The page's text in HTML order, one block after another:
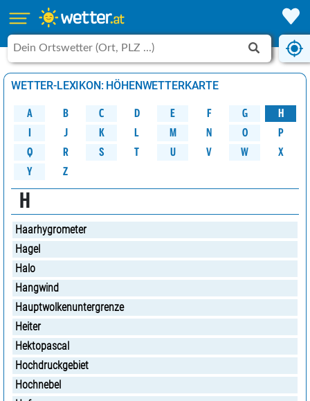
WETTER-LEXIKON: HÖHENWETTERKARTE
A B C D E F G H
J K L M N O
P
Q
R S T U V W X
Y Z
H
Haarhygrometer
Hagel
Halo
Hangwind
Hauptwolkenuntergrenze
Heiter
Hektopascal
Hochdruckgebiet
Hochnebel